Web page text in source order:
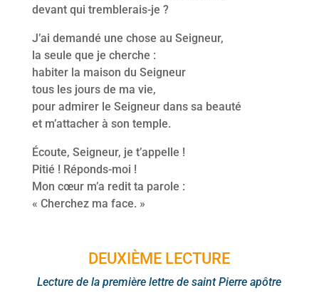
devant qui tremblerais-je ?
J’ai demandé une chose au Seigneur,
la seule que je cherche :
habiter la maison du Seigneur
tous les jours de ma vie,
pour admirer le Seigneur dans sa beauté
et m’attacher à son temple.
Écoute, Seigneur, je t’appelle !
Pitié ! Réponds-moi !
Mon cœur m’a redit ta parole :
« Cherchez ma face. »
DEUXIÈME LECTURE
Lecture de la première lettre de saint Pierre apôtre